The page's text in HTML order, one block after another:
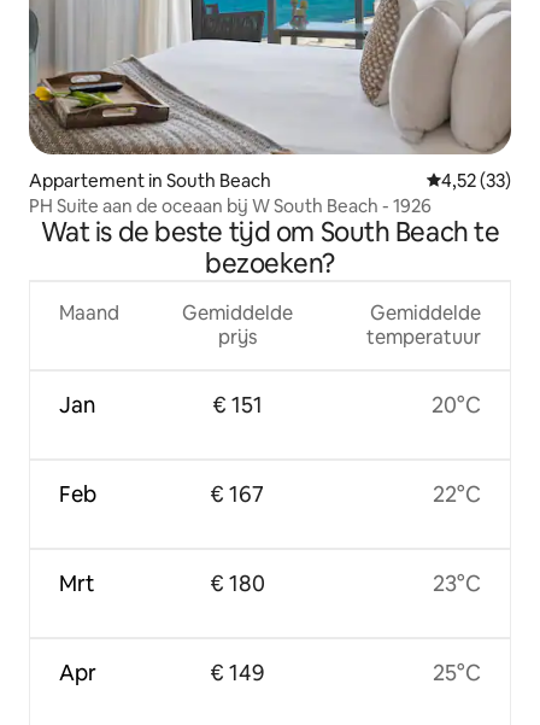
Appartement in South Beach Gemiddelde
4,52 (33)
PH Suite aan de oceaan bij W South Beach - 1926
Wat is de beste tijd om South Beach te
bezoeken?
Maand
Jan
Feb
Mrt
Apr
Gemiddelde
prijs
€ 151
€ 167
€ 180
€ 149
Gemiddelde
temperatuur
20°C
22°C
23°C
25°C